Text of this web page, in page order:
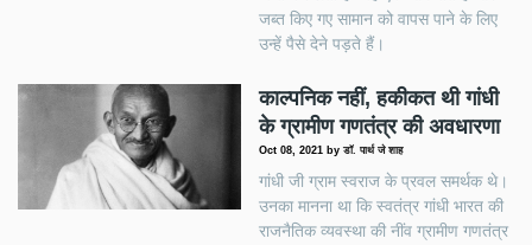
जब्त किए गए सामान को वापस पाने के लिए
उन्हें पैसे देने पड़ते हैं।
काल्पनिक नहीं, हकीकत थी गांधी
के ग्रामीण गणतंत्र की अवधारणा
Oct 08, 2021 byडॉ. पार्थ जे शाह
गांधी जी ग्राम स्वराज के प्रवल समर्थक थे।
उनका मानना था कि स्वतंत्र गांधी भारत की
राजनैतिक व्यवस्था की नींव ग्रामीण गणतंत्र